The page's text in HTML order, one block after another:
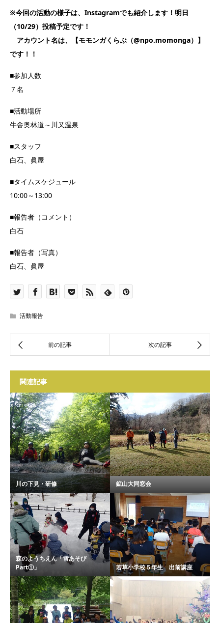
※今回の活動の様子は、Instagramでも紹介します！明日
（10/29）投稿予定です！
アカウント名は、【モモンガくらぶ（@npo.momonga）】
です！！
■参加人数
７名
■活動場所
牛舎奥林道～川又温泉
■スタッフ
白石、眞屋
■タイムスケジュール
10:00～13:00
■報告者（コメント）
白石
■報告者（写真）
白石、眞屋
活動報告
関連記事
川の下見・研修 鉱山大同窓会
森のようちえん「雪あそび
Part①」
若草小学校５年生 出前講座